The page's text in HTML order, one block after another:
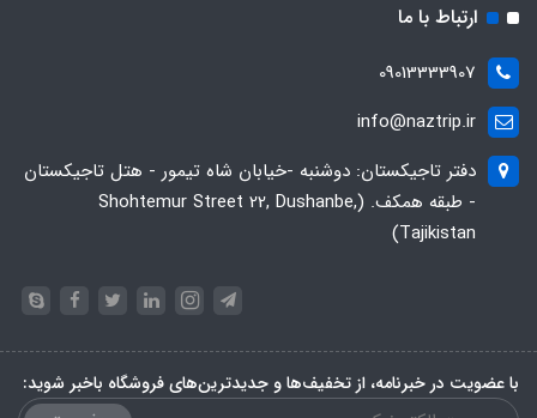
ارتباط با ما
09013333907
info@naztrip.ir
دفتر تاجیکستان: دوشنبه -خیابان شاه تیمور - هتل تاجیکستان
- طبقه همکف. (Shohtemur Street 22, Dushanbe,
Tajikistan)
با عضویت در خبرنامه، از تخفیف‌ها و جدیدترین‌های فروشگاه باخبر شوید: